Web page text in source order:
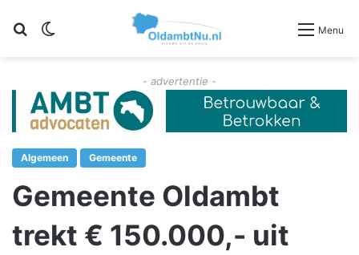
Zoeken Menu
- advertentie -
Algemeen Gemeente
Gemeente Oldambt
trekt € 150.000,- uit